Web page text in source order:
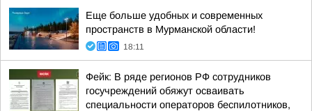
Еще больше удобных и современных
пространств в Мурманской области!
18:11
Фейк: В ряде регионов РФ сотрудников
госучреждений обяжут осваивать
специальности операторов беспилотников,